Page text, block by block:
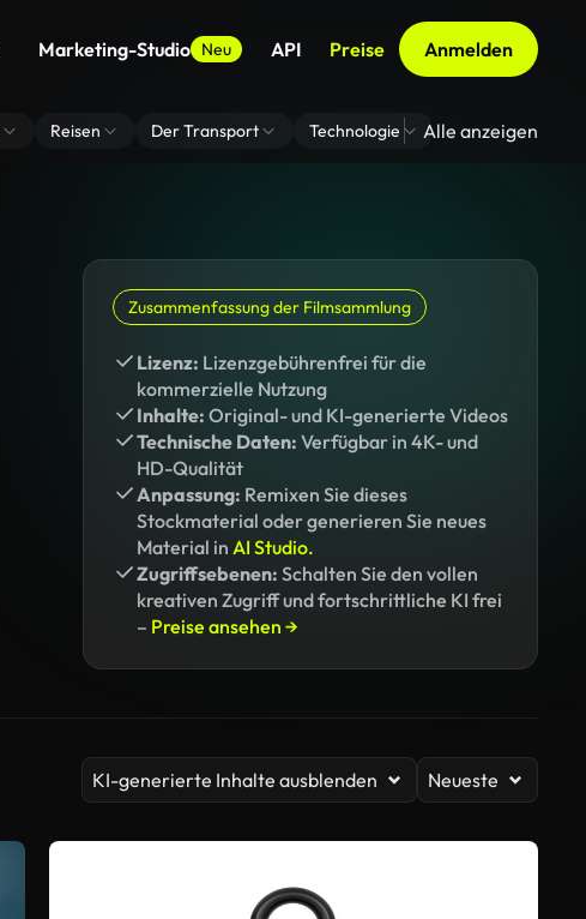
Marketing-Studio Neu API Preise Anmelden
Reisen Der Transport Technologie Zoom Virtuelle
Alle anzeigen
Zusammenfassung der Filmsammlung
Lizenz: Lizenzgebührenfrei für die
kommerzielle Nutzung
Inhalte: Original- und KI-generierte Videos
Technische Daten: Verfügbar in 4K- und
HD-Qualität
Anpassung: Remixen Sie dieses
Stockmaterial oder generieren Sie neues
Material in AI Studio.
Zugriffsebenen: Schalten Sie den vollen
kreativen Zugriff und fortschrittliche KI frei
– Preise ansehen →
KI-generierte Inhalte ausblenden Neueste